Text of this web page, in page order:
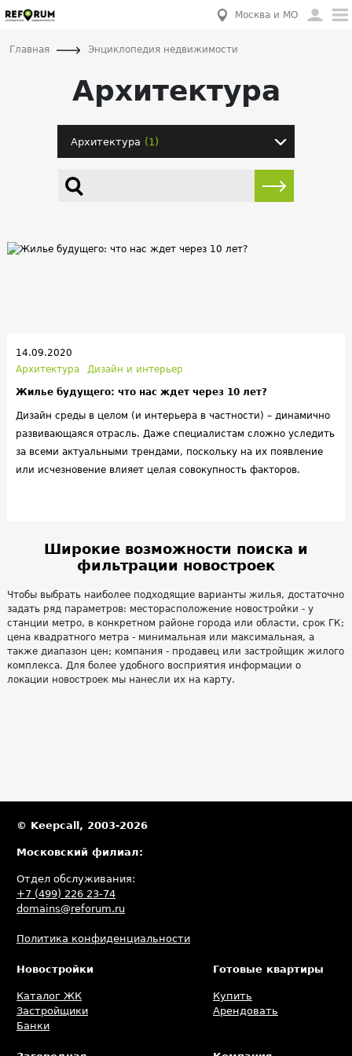
Москва и МО
Главная Энциклопедия недвижимости
Архитектура
Архитектура (1)
14.09.2020
Архитектура
Дизайн и интерьер
Жилье будущего: что нас ждет через 10 лет?
Дизайн среды в целом (и интерьера в частности) – динамично
развивающаяся отрасль. Даже специалистам сложно уследить
за всеми актуальными трендами, поскольку на их появление
или исчезновение влияет целая совокупность факторов.
Широкие возможности поиска и
фильтрации новостроек
Чтобы выбрать наиболее подходящие варианты жилья, достаточно
задать ряд параметров: месторасположение новостройки - у
станции метро, в конкретном районе города или области, срок ГК;
цена квадратного метра - минимальная или максимальная, а
также диапазон цен; компания - продавец или застройщик жилого
комплекса. Для более удобного восприятия информации о
локации новостроек мы нанесли их на карту.
© Keepcall, 2003-2026
Московский филиал:
Отдел обслуживания:
+7 (499) 226 23-74
domains@reforum.ru
Политика конфиденциальности
Новостройки
Каталог ЖК
Застройщики
Банки
Готовые квартиры
Купить
Арендовать